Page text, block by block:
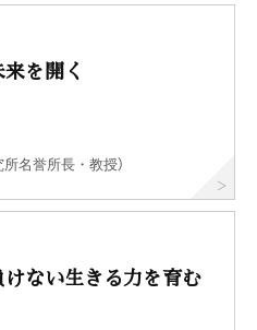
を開く
名誉所長・教授）
ない生きる力を育む